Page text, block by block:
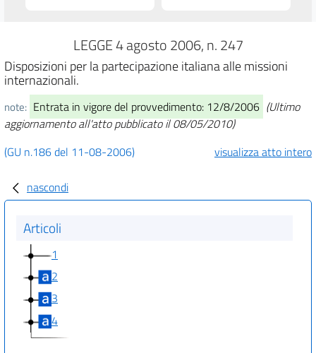
LEGGE 4 agosto 2006, n. 247
Disposizioni per la partecipazione italiana alle missioni
internazionali.
note: Entrata in vigore del provvedimento: 12/8/2006 (Ultimo
aggiornamento all'atto pubblicato il 08/05/2010)
(GU n.186 del 11-08-2006)
visualizza atto intero
nascondi
Articoli
1
2
3
4